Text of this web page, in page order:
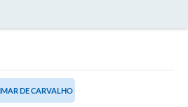
DE CARVALHO